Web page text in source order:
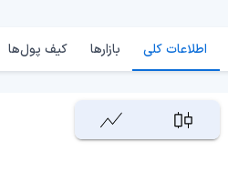
اطلاعات کلی بازارها کیف پول‌ها